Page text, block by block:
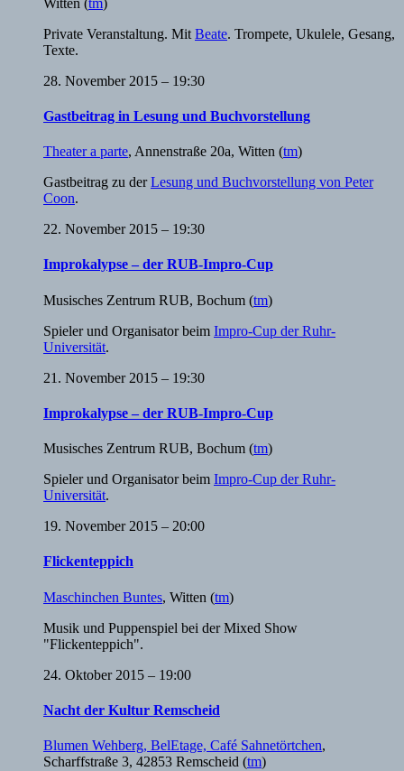
Private Veranstaltung. Mit Beate. Trompete, Ukulele, Gesang,
Texte.
28. November 2015 – 19:30
Gastbeitrag in Lesung und Buchvorstellung
Theater a parte, Annenstraße 20a, Witten (tm)
Gastbeitrag zu derLesung und Buchvorstellung von Peter
Coon.
22. November 2015 – 19:30
Improkalypse – der RUB-Impro-Cup
Musisches Zentrum RUB, Bochum (tm)
Spieler und Organisator beim Impro-Cup der Ruhr-
Universität.
21. November 2015 – 19:30
Improkalypse – der RUB-Impro-Cup
Musisches Zentrum RUB, Bochum (tm)
Spieler und Organisator beim Impro-Cup der Ruhr-
Universität.
19. November 2015 – 20:00
Flickenteppich
Maschinchen Buntes, Witten (tm)
Musik und Puppenspiel bei der Mixed Show
"Flickenteppich".
24. Oktober 2015 – 19:00
Nacht der Kultur Remscheid
Blumen Wehberg, BelEtage, Café Sahnetörtchen,
Scharffstraße 3, 42853 Remscheid (tm)